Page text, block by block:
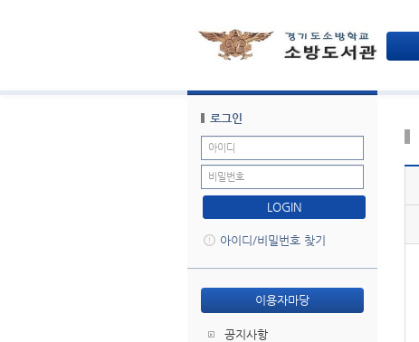
로그인
LOGIN
아이디/비밀번호 찾기
이용자마당
공지사항